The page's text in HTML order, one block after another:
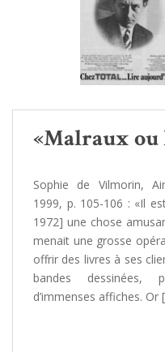
«Malraux ou
Sophie de Vilmorin,
1999, p. 105-106 : «Il
1972] une chose
menait une grosse
offrir des livres à ses
bandes dessinées,
d’immenses affiches. Or